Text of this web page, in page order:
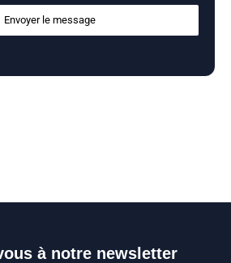
Envoyer le message
à notre newsletter